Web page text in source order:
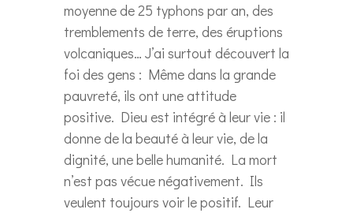
moyenne de 25 typhons par an, des
tremblements de terre, des éruptions
volcaniques… J’ai surtout découvert la
foi des gens : Même dans la grande
pauvreté, ils ont une attitude
positive. Dieu est intégré à leur vie : il
donne de la beauté à leur vie, de la
dignité, une belle humanité. La mort
n’est pas vécue négativement. Ils
veulent toujours voir le positif. Leur